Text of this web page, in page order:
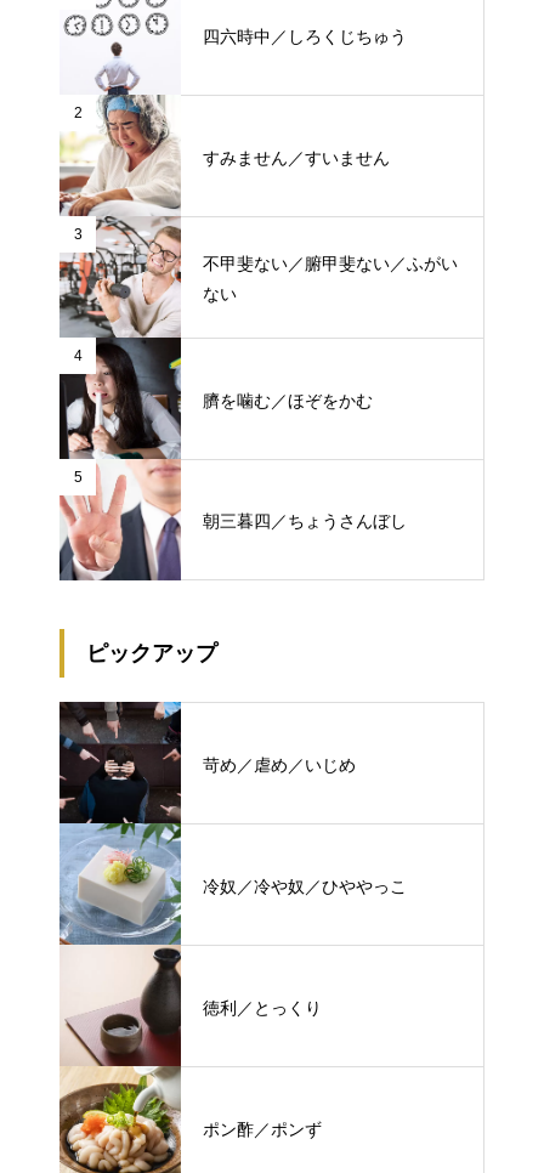
四六時中／しろくじちゅう
2
すみません／すいません
3
不甲斐ない／腑甲斐ない／ふがい
ない
4
臍を噛む／ほぞをかむ
5
朝三暮四／ちょうさんぼし
ピックアップ
苛め／虐め／いじめ
冷奴／冷や奴／ひややっこ
徳利／とっくり
ポン酢／ポンず